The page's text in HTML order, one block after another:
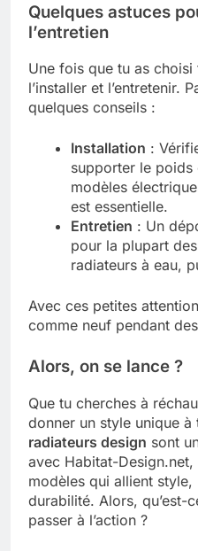
Quelques astuces
l’entretien
Une fois que tu as
l’installer et l’entretenir.
quelques conseils :
Installation :
supporter le poids
modèles
est essentielle.
Entretien : Un
pour la plupart
radiateurs à eau,
Avec ces petites
comme neuf pendant
Alors, on se lance ?
Que tu cherches à
donner un style unique
radiateurs design sont
avec Habitat-
modèles qui allient
durabilité. Alors, qu’est-
passer à l’action ?